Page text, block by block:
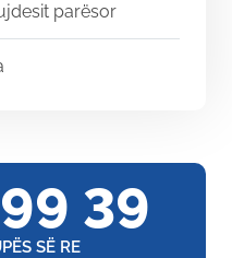
parësor
39
SË RE